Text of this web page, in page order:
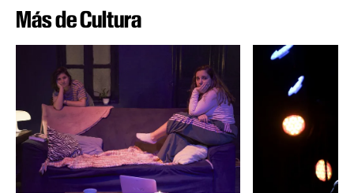
Más de Cultura